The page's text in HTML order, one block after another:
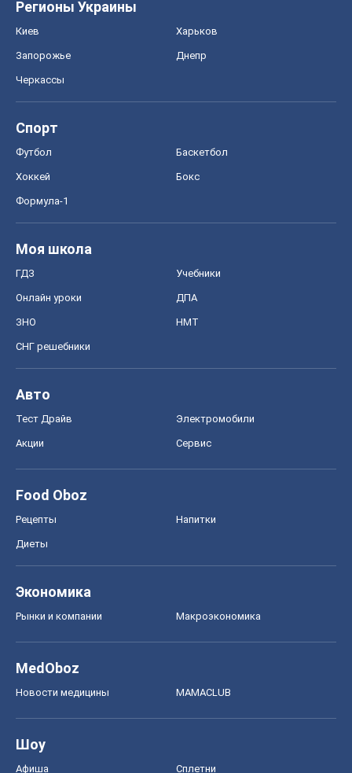
Регионы Украины
Киев Харьков
Запорожье Днепр
Черкассы
Спорт
Футбол Баскетбол
Хоккей Бокс
Формула-1
Моя школа
ГДЗ Учебники
Онлайн уроки ДПА
ЗНО НМТ
СНГ решебники
Авто
Тест Драйв Электромобили
Акции Сервис
Food Oboz
Рецепты Напитки
Диеты
Экономика
Рынки и компании Mакроэкономика
MedOboz
Новости медицины MAMACLUB
Шоу
Афиша Сплетни